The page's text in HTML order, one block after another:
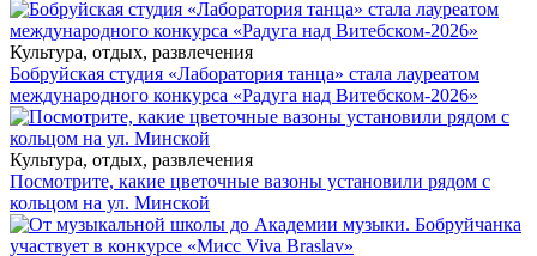
Культура, отдых, развлечения
Бобруйская студия «Лаборатория танца» стала лауреатом
международного конкурса «Радуга над Витебском-2026»
Культура, отдых, развлечения
Посмотрите, какие цветочные вазоны установили рядом с
кольцом на ул. Минской